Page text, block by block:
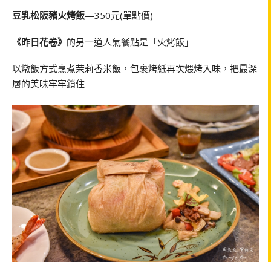
豆乳松阪豬火烤飯—350元(單點價)
《昨日花卷》 的另一道人氣餐點是「火烤飯」
以燉飯方式烹煮茉莉香米飯，包裹烤紙再次煨烤入味，把最深
層的美味牢牢鎖住